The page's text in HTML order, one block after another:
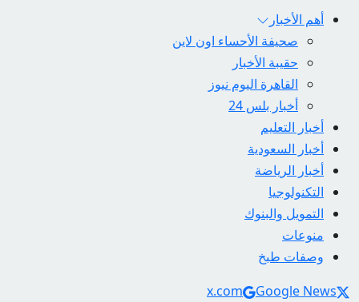
أهم الأخبار
صحيفة الأحساء اون لاين
حقيبة الأخبار
القاهرة اليوم نيوز
أخبار بلس 24
أخبار التعليم
أخبار السعودية
أخبار الرياضة
التكنولوجيا
التمويل والبنوك
منوعات
وصفات طبخ
Social Links
x.com
Google News